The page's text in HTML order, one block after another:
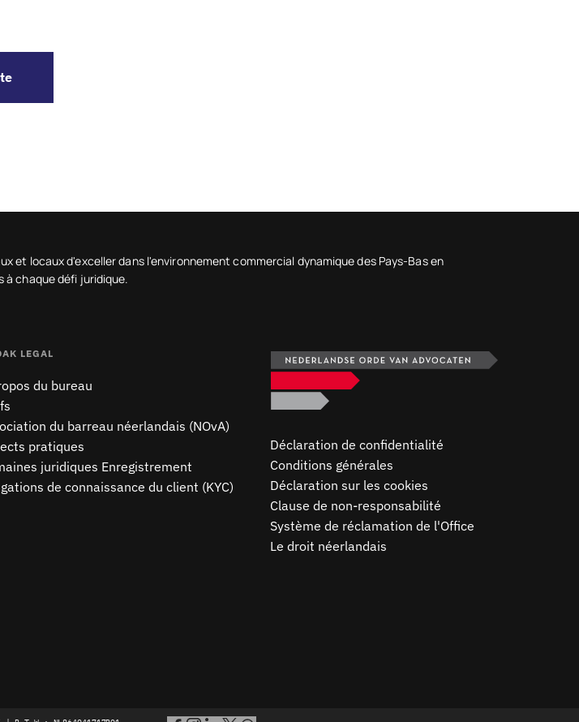
et locaux d'exceller dans l'environnement commercial dynamique des Pays-Bas en
à chaque défi juridique.
LEGAL
du bureau
du barreau néerlandais (NOvA)
pratiques
juridiques Enregistrement
de connaissance du client (KYC)
Déclaration de confidentialité
Conditions générales
Déclaration sur les cookies
Clause de non-responsabilité
Système de réclamation de l'Office
Le droit néerlandais